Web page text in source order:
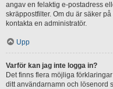
angav en felaktig e-postadress
skräppostfilter. Om du är säker
kontakta en administratör.
Upp
Varför kan jag inte logga in?
Det finns flera möjliga
ditt användarnamn och lösenord